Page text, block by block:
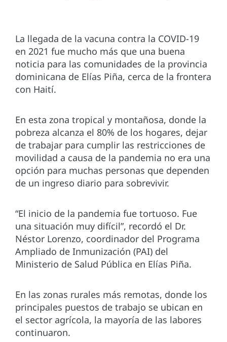
La llegada de la vacuna contra la COVID-19
en 2021 fue mucho más que una buena
noticia para las comunidades de la provincia
dominicana de Elías Piña, cerca de la frontera
con Haití.
En esta zona tropical y montañosa, donde la
pobreza alcanza el 80% de los hogares, dejar
de trabajar para cumplir las restricciones de
movilidad a causa de la pandemia no era una
opción para muchas personas que dependen
de un ingreso diario para sobrevivir.
“El inicio de la pandemia fue tortuoso. Fue
una situación muy difícil”, recordó el Dr.
Néstor Lorenzo, coordinador del Programa
Ampliado de Inmunización (PAI) del
Ministerio de Salud Pública en Elías Piña.
En las zonas rurales más remotas, donde los
principales puestos de trabajo se ubican en
el sector agrícola, la mayoría de las labores
continuaron.